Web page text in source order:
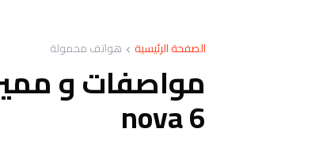
الصفحة الرئيسية هواتف محمولة
nova 6